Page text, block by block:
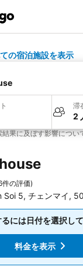
の宿泊施設を表示
滞
2
果に及ぼす影響につい
件の評価)
Soi 5, チェンマイ,
には日付を選択し
料金を表示
には日付を選択し
料金を表示